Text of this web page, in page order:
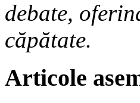
debate,
căpătate.
Articole